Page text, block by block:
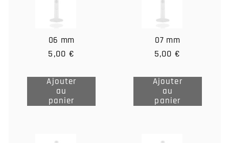
06 mm
5,00 €
Ajouter
au
Ajouter
au
panier
07 mm
5,00 €
Ajouter
au
Ajouter
au
panier